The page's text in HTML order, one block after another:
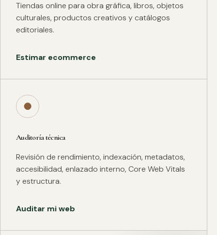
Tiendas online para obra gráfica, libros, objetos
culturales, productos creativos y catálogos
editoriales.
Estimar ecommerce
●
Auditoría técnica
Revisión de rendimiento, indexación, metadatos,
accesibilidad, enlazado interno, Core Web Vitals
y estructura.
Auditar mi web